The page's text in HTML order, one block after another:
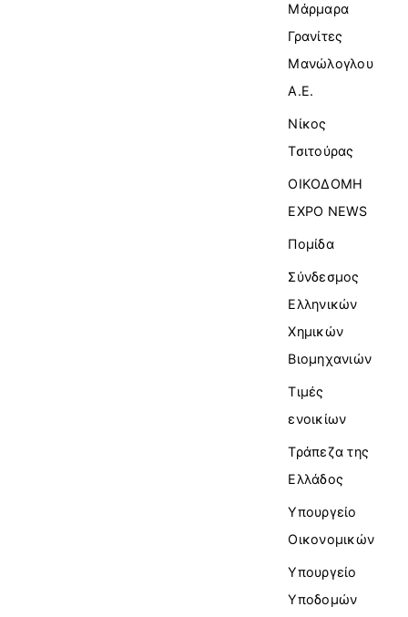
Μάρμαρα
Γρανίτες
Μανώλογλου
Α.Ε.
Νίκος
Τσιτούρας
ΟΙΚΟΔΟΜΗ
EXPO NEWS
Πομίδα
Σύνδεσμος
Ελληνικών
Χημικών
Βιομηχανιών
Τιμές
ενοικίων
Τράπεζα της
Ελλάδος
Υπουργείο
Οικονομικών
Υπουργείο
Υποδομών